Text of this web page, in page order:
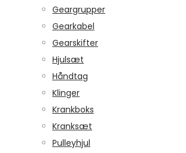
Geargrupper
Gearkabel
Gearskifter
Hjulsæt
Håndtag
Klinger
Krankboks
Kranksæt
Pulleyhjul